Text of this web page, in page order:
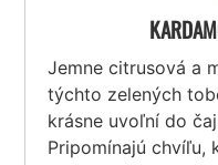
Jemne citrusová a
týchto zelených
krásne uvoľní do
Pripomínajú chvíľu,